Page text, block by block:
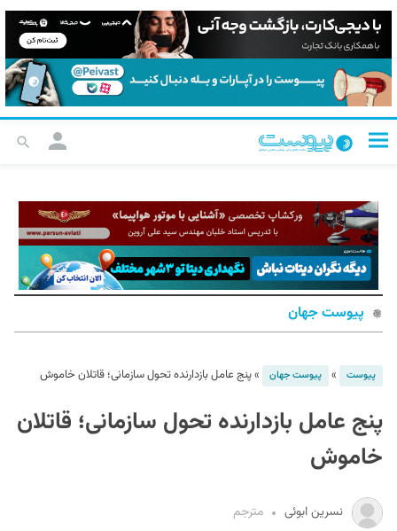
پیوست جهان
پیوست » پیوست جهان »پنج عامل بازدارنده تحول سازمانی؛ قاتلان خاموش
پنج عامل بازدارنده تحول سازمانی؛ قاتلان
خاموش
نسرین ابوئی مترجم